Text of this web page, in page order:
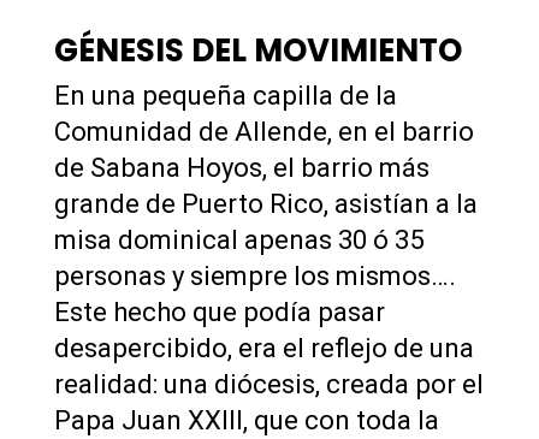
GÉNESIS DEL MOVIMIENTO
En una pequeña capilla de la
Comunidad de Allende, en el barrio
de Sabana Hoyos, el barrio más
grande de Puerto Rico, asistían a la
misa dominical apenas 30 ó 35
personas y siempre los mismos….
Este hecho que podía pasar
desapercibido, era el reflejo de una
realidad: una diócesis, creada por el
Papa Juan XXIII, que con toda la